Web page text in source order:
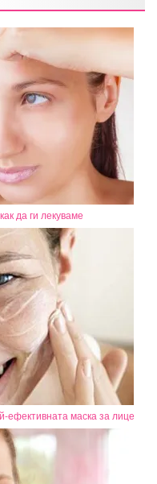
да ги лекуваме
ефективната маска за лице